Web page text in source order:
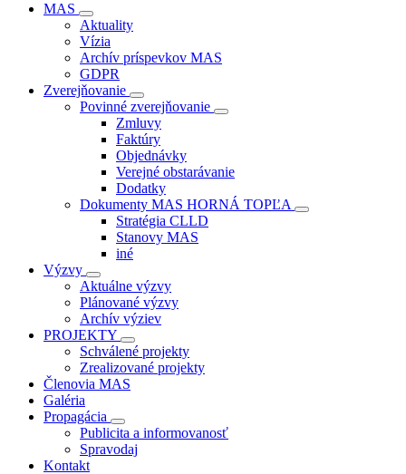
MAS
Aktuality
Vízia
Archív príspevkov MAS
GDPR
Zverejňovanie
Povinné zverejňovanie
Zmluvy
Faktúry
Objednávky
Verejné obstarávanie
Dodatky
Dokumenty MAS HORNÁ TOPĽA
Stratégia CLLD
Stanovy MAS
iné
Výzvy
Aktuálne výzvy
Plánované výzvy
Archív výziev
PROJEKTY
Schválené projekty
Zrealizované projekty
Členovia MAS
Galéria
Propagácia
Publicita a informovanosť
Spravodaj
Kontakt